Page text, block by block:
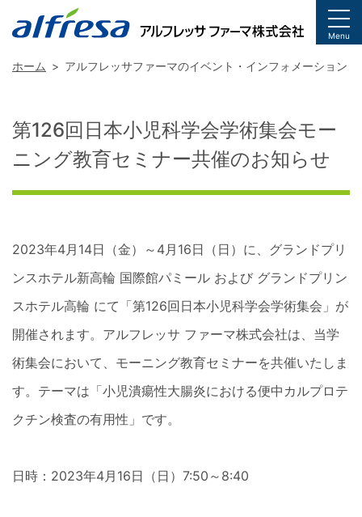
Menu
ホーム アルフレッサファーマのイベント・インフォメーション
第126回日本小児科学会学術集会モー
ニング教育セミナー共催のお知らせ
2023年4月14日（金）～4月16日（日）に、グランドプリ
ンスホテル新高輪 国際館パミール および グランドプリン
スホテル高輪 にて「第126回日本小児科学会学術集会」が
開催されます。アルフレッサ ファーマ株式会社は、当学
術集会において、モーニング教育セミナーを共催いたしま
す。テーマは「小児潰瘍性大腸炎における便中カルプロテ
クチン検査の有用性」です。
日時：2023年4月16日（日）7:50～8:40